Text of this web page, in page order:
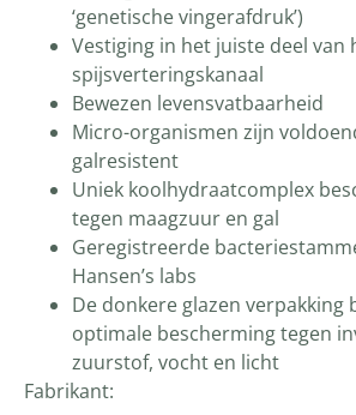
‘genetische vingerafdruk’)
Vestiging in het juiste deel van
spijsverteringskanaal
Bewezen levensvatbaarheid
Micro-organismen zijn
galresistent
Uniek koolhydraatcomplex
tegen maagzuur en gal
Geregistreerde
Hansen’s labs
De donkere glazen verpakking
optimale bescherming tegen
zuurstof, vocht en licht